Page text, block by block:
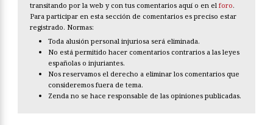
transitando por la web y con tus comentarios aquí o en el foro.
Para participar en esta sección de comentarios es preciso estar
registrado. Normas:
Toda alusión personal injuriosa será eliminada.
No está permitido hacer comentarios contrarios a las leyes
españolas o injuriantes.
Nos reservamos el derecho a eliminar los comentarios que
consideremos fuera de tema.
Zenda no se hace responsable de las opiniones publicadas.